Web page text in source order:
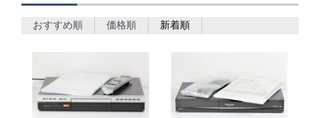
おすすめ順 価格順 新着順